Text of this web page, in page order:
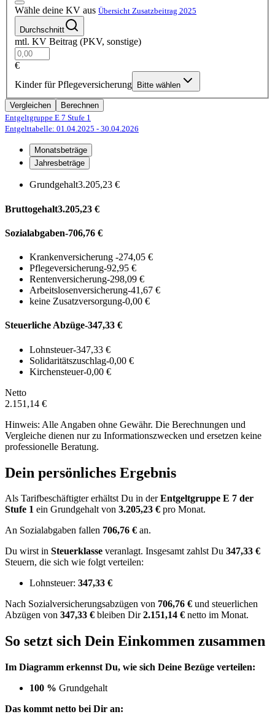
Wähle deine KV aus Übersicht Zusatzbeitrag 2025
Durchschnitt
mtl. KV Beitrag (PKV, sonstige)
€
Kinder für Pflegeversicherung
Bitte wählen
Vergleichen
Berechnen
Entgeltgruppe E 7 Stufe 1
Entgelttabelle: 01.04.2025 - 30.04.2026
Monatsbeträge
Jahresbeträge
Grundgehalt3.205,23 €
Bruttogehalt3.205,23 €
Sozialabgaben-706,76 €
Krankenversicherung -274,05 €
Pflegeversicherung-92,95 €
Rentenversicherung-298,09 €
Arbeitslosenversicherung-41,67 €
keine Zusatzversorgung-0,00 €
Steuerliche Abzüge-347,33 €
Lohnsteuer-347,33 €
Solidaritätszuschlag-0,00 €
Kirchensteuer-0,00 €
Netto
2.151,14 €
Hinweis: Alle Angaben ohne Gewähr. Die Berechnungen und
Vergleiche dienen nur zu Informationszwecken und ersetzen keine
professionelle Beratung.
Dein persönliches Ergebnis
Als Tarifbeschäftigter erhältst Du in derEntgeltgruppe E 7 der
Stufe 1 ein Grundgehalt von 3.205,23 € pro Monat.
An Sozialabgaben fallen 706,76 € an.
Du wirst in Steuerklasse veranlagt. Insgesamt zahlst Du 347,33 €
Steuern, die sich wie folgt verteilen:
Lohnsteuer: 347,33 €
Nach Sozialversicherungsabzügen von 706,76 € und steuerlichen
Abzügen von 347,33 € bleiben Dir2.151,14 € netto im Monat.
So setzt sich Dein Einkommen zusammen
Im Diagramm erkennst Du, wie sich Deine Bezüge verteilen:
100 % Grundgehalt
Das kommt netto bei Dir an: